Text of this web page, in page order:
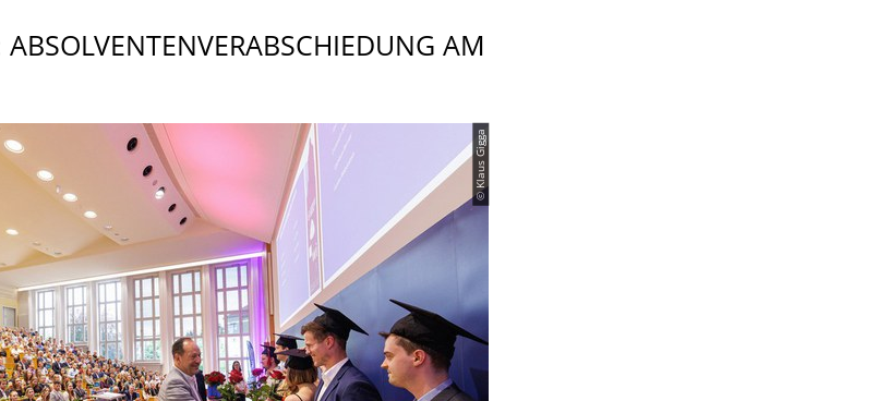
ABSOLVENTENVER­ABSCHIEDUNG AM
© Klaus Gigga